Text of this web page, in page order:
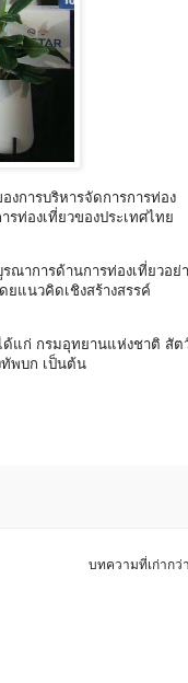
งการบริหารจัดการการท่อง
ท่องเที่ยวของประเทศไทย
ณาการด้านการท่องเที่ยวอย่
ยแนวคิดเชิงสร้างสรรค์
ด้แก่ กรมอุทยานแห่งชาติ สัต
พบก เป็นต้น
บทความที่เก่ากว่า